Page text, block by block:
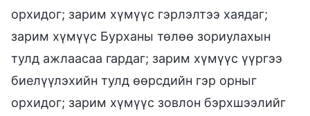
орхидог; зарим хүмүүс гэрлэлтээ хаядаг;
зарим хүмүүс Бурханы төлөө зориулахын
тулд ажлаасаа гардаг; зарим хүмүүс үүргээ
биелүүлэхийн тулд өөрсдийн гэр орныг
орхидог; зарим хүмүүс зовлон бэрхшээлийг